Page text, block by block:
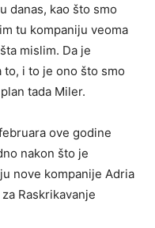
danas, kao što smo
tu kompaniju veoma
mislim. Da je
i to je ono što smo
tada Miler.
ove godine
nakon što je
nove kompanije Adria
Raskrikavanje